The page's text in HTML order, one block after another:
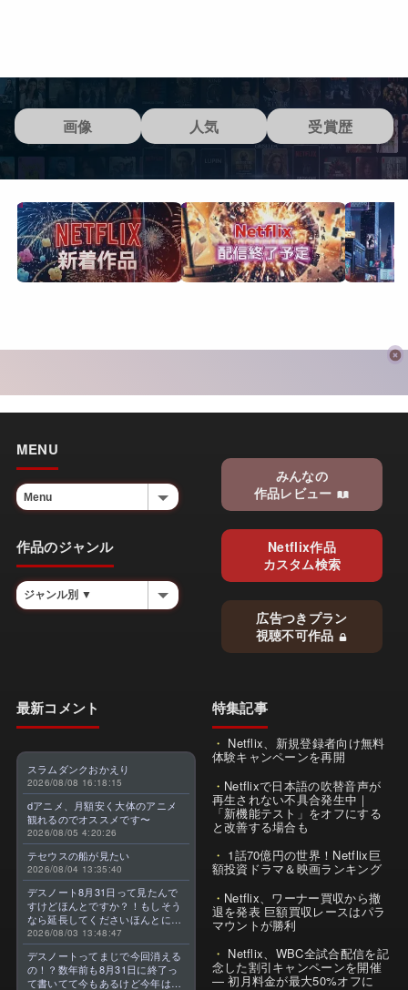
画像 人気 受賞歴
MENU
作品のジャンル
みんなの
作品レビュー
Netflix作品
カスタム検索
広告つきプラン
視聴不可作品
最新コメント
スラムダンクおかえり
2026/08/08 16:18:15
dアニメ、月額安く大体のアニメ
観れるのでオススメです〜
2026/08/05 4:20:26
テセウスの船が見たい
2026/08/04 13:35:40
デスノート8月31日って見たんで
すけどほんとですか？！もしそう
なら延長してくださいほんとに大
好きなんです😭
2026/08/03 13:48:47
デスノートってまじで今回消える
の！？数年前も8月31日に終了っ
て書いてて今もあるけど今年はま
特集記事
Netflix、新規登録者向け無料
体験キャンペーンを再開
Netflixで日本語の吹替音声が
再生されない不具合発生中｜
「新機能テスト」をオフにする
と改善する場合も
1話70億円の世界！Netflix巨
額投資ドラマ＆映画ランキング
Netflix、ワーナー買収から撤
退を発表 巨額買収レースはパラ
マウントが勝利
Netflix、WBC全試合配信を記
念した割引キャンペーンを開催
— 初月料金が最大50%オフに